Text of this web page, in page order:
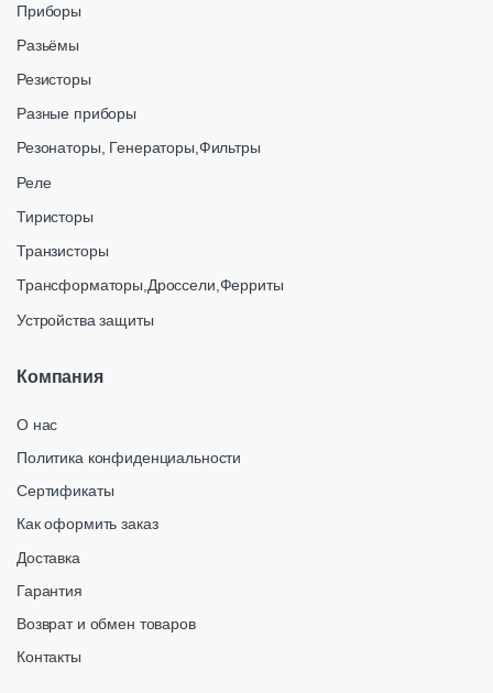
Приборы
Разьёмы
Резисторы
Разные приборы
Резонаторы, Генераторы,Фильтры
Реле
Тиристоры
Транзисторы
Трансформаторы,Дроссели,Ферриты
Устройства защиты
Компания
О нас
Политика конфиденциальности
Сертификаты
Как оформить заказ
Доставка
Гарантия
Возврат и обмен товаров
Контакты